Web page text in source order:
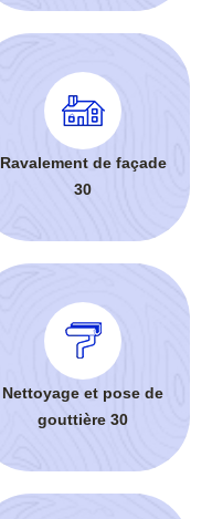
Ravalement de façade
30
Nettoyage et pose de
gouttière 30